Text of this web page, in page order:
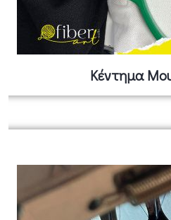
Κέντημα